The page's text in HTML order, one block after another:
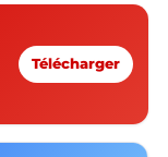
Télécharger